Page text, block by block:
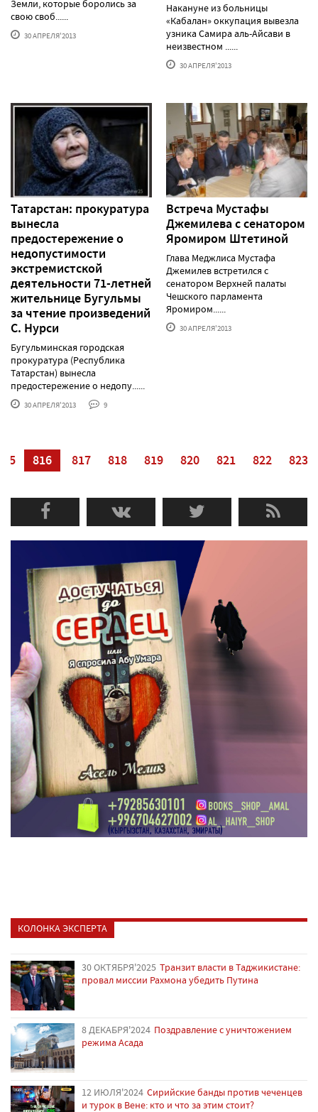
Земли, которые боролись за
свою своб......
30 АПРЕЛЯ'2013
Накануне из больницы
«Кабалан» оккупация вывезла
узника Самира аль-Айсави в
неизвестном ......
30 АПРЕЛЯ'2013
Татарстан: прокуратура
вынесла
предостережение о
недопустимости
экстремистской
деятельности 71-летней
жительнице Бугульмы
за чтение произведений
С. Нурси
Бугульминская городская
прокуратура (Республика
Татарстан) вынесла
предостережение о недопу......
30 АПРЕЛЯ'2013 9
Встреча Мустафы
Джемилева с сенатором
Яромиром Штетиной
Глава Меджлиса Мустафа
Джемилев встретился с
сенатором Верхней палаты
Чешского парламента
Яромиром......
30 АПРЕЛЯ'2013
816 817 818 819 820 821 822 823
КОЛОНКА ЭКСПЕРТА
30 ОКТЯБРЯ'2025 Транзит власти в Таджикистане:
провал миссии Рахмона убедить Путина
8 ДЕКАБРЯ'2024 Поздравление с уничтожением
режима Асада
12 ИЮЛЯ'2024 Сирийские банды против чеченцев
и турок в Вене: кто и что за этим стоит?